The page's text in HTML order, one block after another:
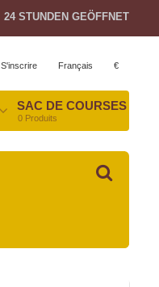
24 STUNDEN GEÖFFNET
S'inscrire Français €
SAC DE COURSES
0 Produits